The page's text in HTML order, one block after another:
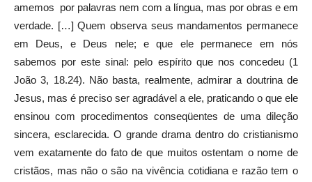
amemos por palavras nem com a língua, mas por obras e em
verdade. […] Quem observa seus mandamentos permanece
em Deus, e Deus nele; e que ele permanece em nós
sabemos por este sinal: pelo espírito que nos concedeu (1
João 3, 18.24). Não basta, realmente, admirar a doutrina de
Jesus, mas é preciso ser agradável a ele, praticando o que ele
ensinou com procedimentos conseqüentes de uma dileção
sincera, esclarecida. O grande drama dentro do cristianismo
vem exatamente do fato de que muitos ostentam o nome de
cristãos, mas não o são na vivência cotidiana e razão tem o